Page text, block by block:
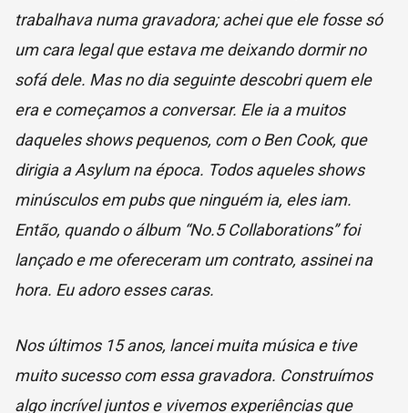
trabalhava numa gravadora; achei que ele fosse só
um cara legal que estava me deixando dormir no
sofá dele. Mas no dia seguinte descobri quem ele
era e começamos a conversar. Ele ia a muitos
daqueles shows pequenos, com o Ben Cook, que
dirigia a Asylum na época. Todos aqueles shows
minúsculos em pubs que ninguém ia, eles iam.
Então, quando o álbum “No.5 Collaborations” foi
lançado e me ofereceram um contrato, assinei na
hora. Eu adoro esses caras.
Nos últimos 15 anos, lancei muita música e tive
muito sucesso com essa gravadora. Construímos
algo incrível juntos e vivemos experiências que